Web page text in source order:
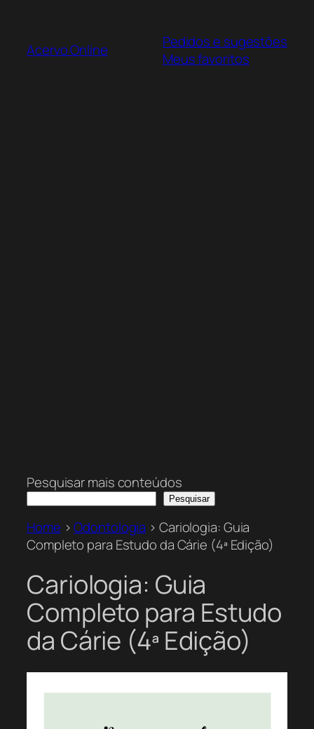
Acervo Online
Pedidos e sugestões
Meus favoritos
Pesquisar mais conteúdos
Pesquisar
Home >Odontologia > Cariologia: Guia
Completo para Estudo da Cárie (4ª Edição)
Cariologia: Guia
Completo para Estudo
da Cárie (4ª Edição)